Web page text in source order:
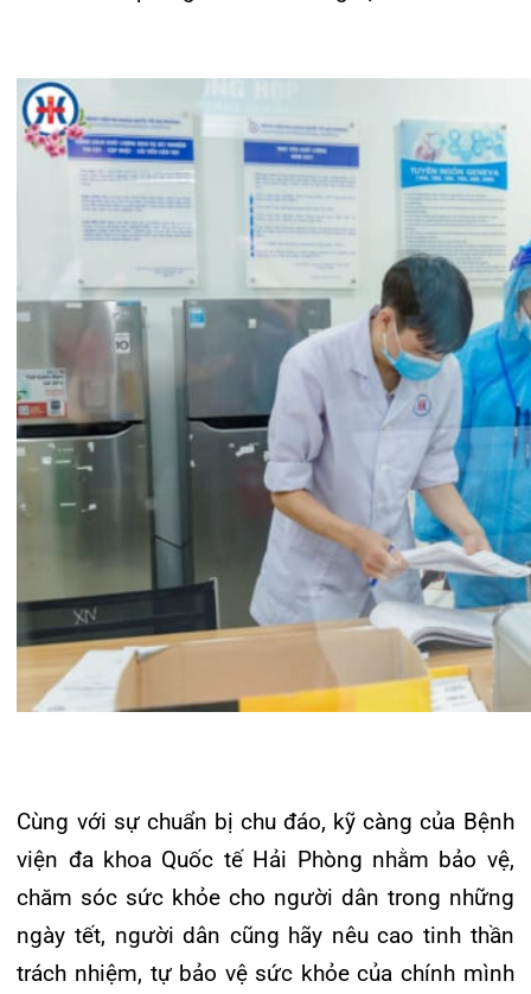
TẾ CHẠM ĐẾN TRÁI TI...
28/07/2026
BỆNH VIỆN ĐA KHOA QUỐC TẾ
HẢI PHÒNG THÔNG BÁO T...
27/07/2026
CẢNH BÁO: TỰ Ý SỬ DỤNG
THUỐC NAM, THUỐC BẮC KHÔ...
24/07/2026
TỔNG QUAN VỀ BỆNH LÝ THOÁI
HÓA KHỚP VÀ CƠ SỞ SI...
Đặt lịch khám
124 Nguyễn Đức Cảnh, Cát Dài Q Lê
Chân, Hải Phòng